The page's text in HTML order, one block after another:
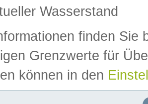
Wasserstand
finden Sie
Grenzwerte für
können in den